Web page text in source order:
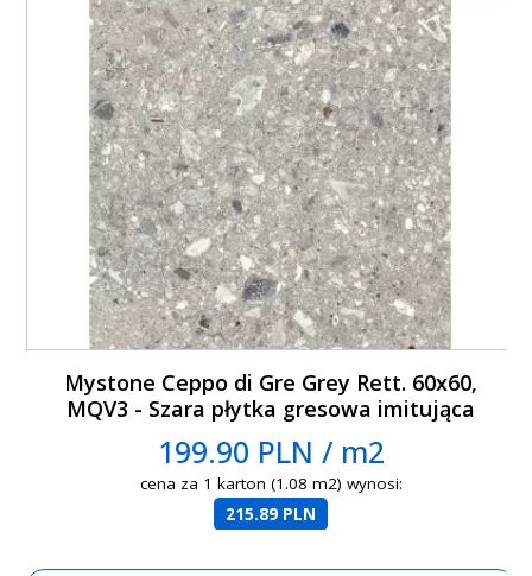
Mystone Ceppo di Gre Grey Rett. 60x60,
MQV3 - Szara płytka gresowa imitująca
lastryko
199.90 PLN / m2
cena za 1 karton (1.08 m2) wynosi:
215.89 PLN